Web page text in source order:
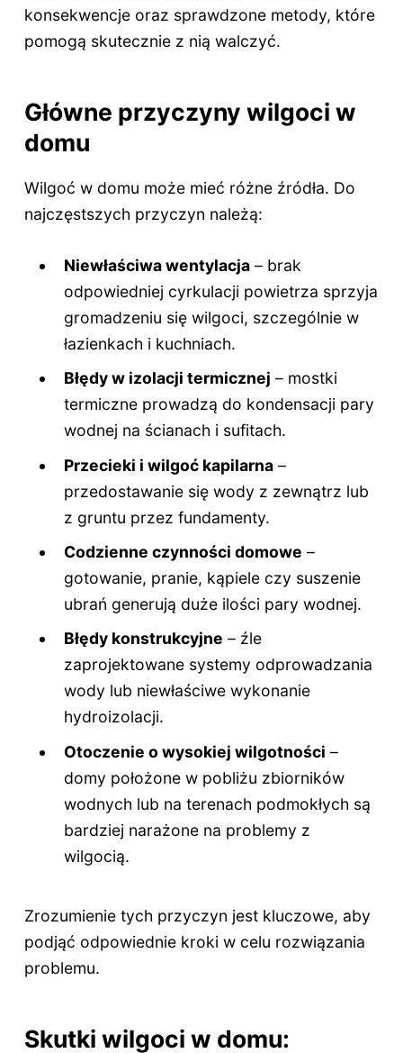
konsekwencje oraz sprawdzone metody, które
pomogą skutecznie z nią walczyć.
Główne przyczyny wilgoci w
domu
Wilgoć w domu może mieć różne źródła. Do
najczęstszych przyczyn należą:
Niewłaściwa wentylacja – brak
odpowiedniej cyrkulacji powietrza sprzyja
gromadzeniu się wilgoci, szczególnie w
łazienkach i kuchniach.
Błędy w izolacji termicznej – mostki
termiczne prowadzą do kondensacji pary
wodnej na ścianach i sufitach.
Przecieki i wilgoć kapilarna –
przedostawanie się wody z zewnątrz lub
z gruntu przez fundamenty.
Codzienne czynności domowe –
gotowanie, pranie, kąpiele czy suszenie
ubrań generują duże ilości pary wodnej.
Błędy konstrukcyjne – źle
zaprojektowane systemy odprowadzania
wody lub niewłaściwe wykonanie
hydroizolacji.
Otoczenie o wysokiej wilgotności –
domy położone w pobliżu zbiorników
wodnych lub na terenach podmokłych są
bardziej narażone na problemy z
wilgocią.
Zrozumienie tych przyczyn jest kluczowe, aby
podjąć odpowiednie kroki w celu rozwiązania
problemu.
Skutki wilgoci w domu: